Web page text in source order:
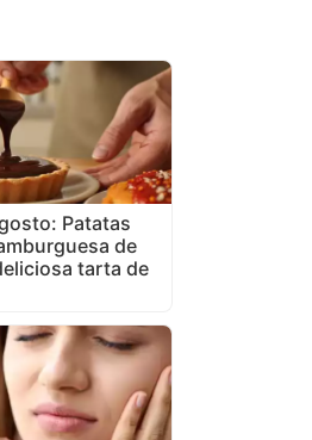
Patatas
de
tarta de